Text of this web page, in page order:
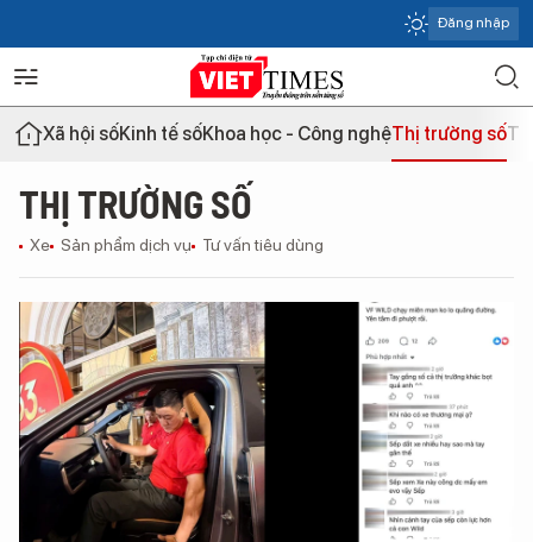
Đăng nhập
Xã hội sốKinh tế sốKhoa học - Công nghệThị trường số
THỊ TRƯỜNG SỐ
Xe Sản phẩm dịch vụ Tư vấn tiêu dùng